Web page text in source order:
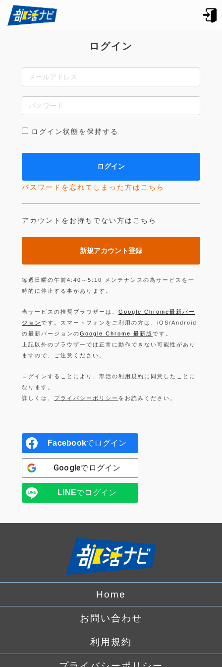
ログイン
ログイン状態を保持する
パスワードを忘れてしまった方はこちら
アカウントをお持ちでない方はこちら
新規アカウント登録
毎週日曜の午前4:40～5:10 メンテナンスの為サービスを一
時的に停止する事があります。
当サービスの推奨ブラウザーは、 Google Chrome最新バー
ジョン です。スマートフォンをご利用の方は、iOS/Android
の最新バージョンのGoogle Chrome 最新版 です。
上記以外のブラウザーでは正常に動作できない可能性があり
ますので、ご注意ください。
ログインすることにより、部活の利用規約 に同意したことに
なります。
詳しくは、 プライバシーポリシー をお読みください。
Facebookでログイン
Googleでログイン
LINEでログイン
Home
お問い合わせ
利用規約